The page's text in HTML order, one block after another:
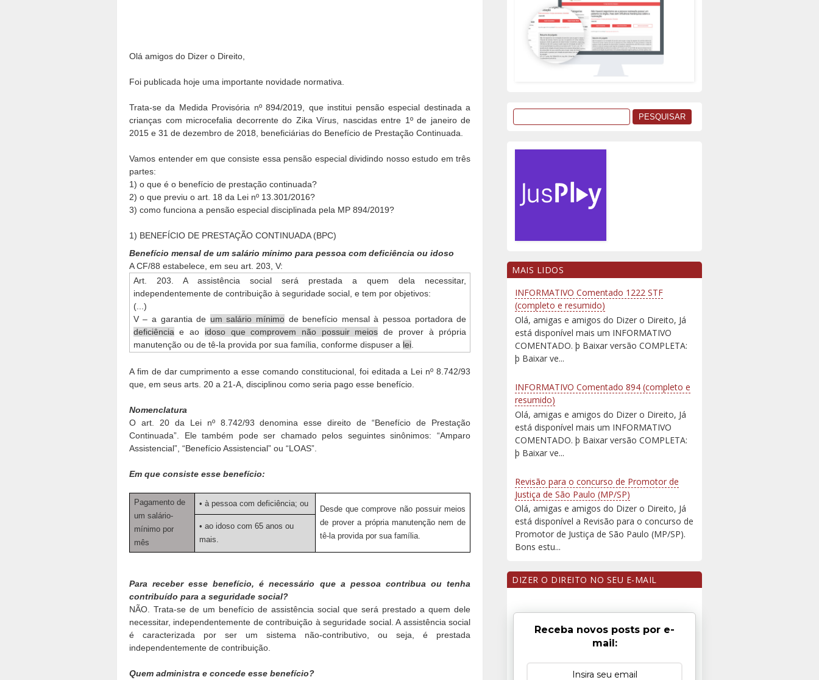
Olá amigos do Dizer o Direito,
Foi publicada hoje uma importante novidade normativa.
Trata-se da Medida Provisória nº 894/2019, que institui pensão especial destinada a
crianças com microcefalia decorrente do Zika Vírus, nascidas entre 1º de janeiro de
2015 e 31 de dezembro de 2018, beneficiárias do Benefício de Prestação Continuada.
Vamos entender em que consiste essa pensão especial dividindo nosso estudo em três
partes:
1) o que é o benefício de prestação continuada?
2) o que previu o art. 18 da Lei nº 13.301/2016?
3) como funciona a pensão especial disciplinada pela MP 894/2019?
1) BENEFÍCIO DE PRESTAÇÃO CONTINUADA (BPC)
Benefício mensal de um salário mínimo para pessoa com deficiência ou idoso
A CF/88 estabelece, em seu art. 203, V:
Art. 203. A assistência social será prestada a quem dela necessitar,
independentemente de contribuição à seguridade social, e tem por objetivos:
(...)
V – a garantia de um salário mínimo de benefício mensal à pessoa portadora de
deficiência e ao idoso que comprovem não possuir meios de prover à própria
manutenção ou de tê-la provida por sua família, conforme dispuser a lei.
A fim de dar cumprimento a esse comando constitucional, foi editada a Lei nº 8.742/93
que, em seus arts. 20 a 21-A, disciplinou como seria pago esse benefício.
Nomenclatura
O art. 20 da Lei nº 8.742/93 denomina esse direito de “Benefício de Prestação
Continuada”. Ele também pode ser chamado pelos seguintes sinônimos: “Amparo
Assistencial”, “Benefício Assistencial” ou “LOAS”.
Em que consiste esse benefício:
Pagamento de
um salário-
mínimo por
mês
• à pessoa com deficiência; ou
Desde que comprove não possuir meios
de prover a própria manutenção nem de
tê-la provida por sua família.
• ao idoso com 65 anos ou
mais.
Para receber esse benefício, é necessário que a pessoa contribua ou tenha
contribuído para a seguridade social?
NÃO. Trata-se de um benefício de assistência social que será prestado a quem dele
necessitar, independentemente de contribuição à seguridade social. A assistência social
é caracterizada por ser um sistema não-contributivo, ou seja, é prestada
independentemente de contribuição.
Quem administra e concede esse benefício?
MAIS LIDOS
INFORMATIVO Comentado 1222 STF
(completo e resumido)
Olá, amigas e amigos do Dizer o Direito, Já
está disponível mais um INFORMATIVO
COMENTADO. þ Baixar versão COMPLETA:
þ Baixar ve...
INFORMATIVO Comentado 894 (completo e
resumido)
Olá, amigas e amigos do Dizer o Direito, Já
está disponível mais um INFORMATIVO
COMENTADO. þ Baixar versão COMPLETA:
þ Baixar ve...
Revisão para o concurso de Promotor de
Justiça de São Paulo (MP/SP)
Olá, amigas e amigos do Dizer o Direito, Já
está disponível a Revisão para o concurso de
Promotor de Justiça de São Paulo (MP/SP).
Bons estu...
DIZER O DIREITO NO SEU E-MAIL
Receba novos posts por e-
mail: